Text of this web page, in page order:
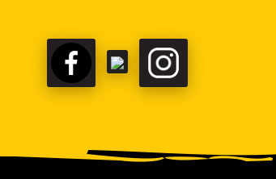
FACEBOOKTIKTOK